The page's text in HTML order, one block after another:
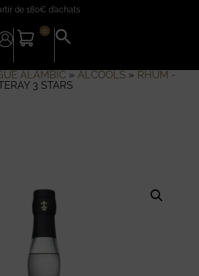
de 180€ d’achats
0
Search
for:
ALAMBIC» ALCOOLS» RHUM -
3 STARS